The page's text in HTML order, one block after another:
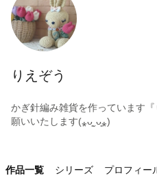
りえぞう
かぎ針編み雑貨を作っています
願いいたします(⁎ᴗ͈ˬᴗ͈⁎)
作品一覧 シリーズ プロフィー